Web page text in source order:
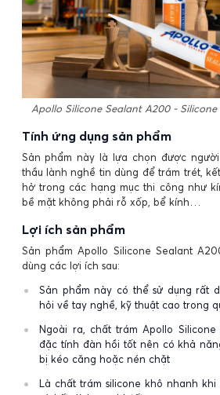
Apollo Silicone Sealant A200 -
Tính ứng dụng sản phẩm
Sản phẩm này là lựa chọn được
thầu lành nghề tin dùng để trám trét,
hở trong các hạng mục thi công như
bề mặt không phải rỗ xốp, bể kính…
Lợi ích sản phẩm
Sản phẩm Apollo Silicone Sealant
dùng các lợi ích sau:
Sản phẩm này có thể sử dụng rất
hỏi về tay nghề, kỹ thuật cao trong
Ngoài ra, chất trám Apollo
đặc tính đàn hồi tốt nên có khả
bị kéo căng hoặc nén chặt
Là chất trám silicone khô nhanh